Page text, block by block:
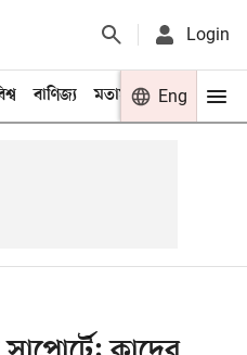
Login
বাণিজ্য মতামত খেলা
Eng